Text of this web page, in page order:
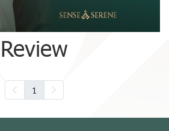
Review
1